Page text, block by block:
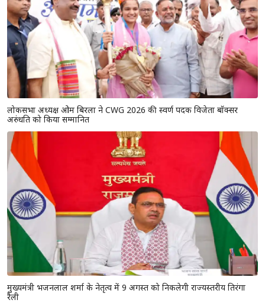
लोकसभा अध्यक्ष ओम बिरला ने CWG 2026 की स्वर्ण पदक विजेता बॉक्सर
अरुंधति को किया सम्मानित
मुख्यमंत्री भजनलाल शर्मा के नेतृत्व में 9 अगस्त को निकलेगी राज्यस्तरीय तिरंगा
रैली